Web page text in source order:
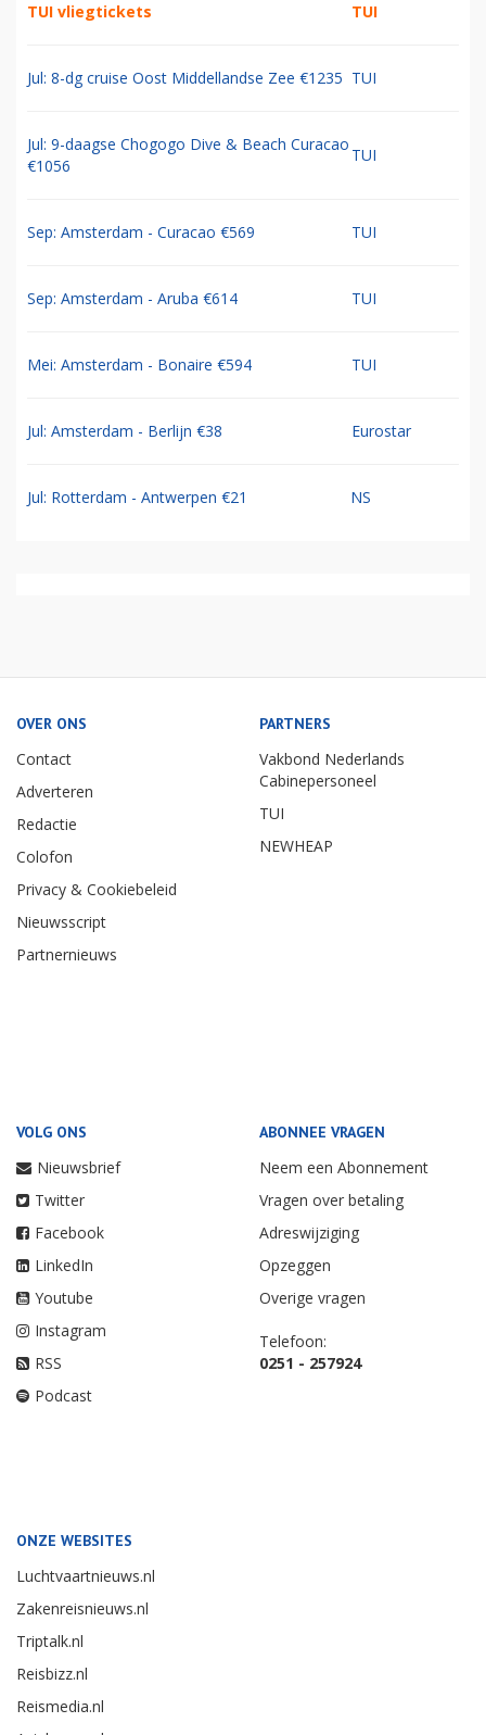
TUI vliegtickets TUI
Jul: 8-dg cruise Oost Middellandse Zee €1235 TUI
Jul: 9-daagse Chogogo Dive & Beach Curacao
€1056
TUI
Sep: Amsterdam - Curacao €569 TUI
Sep: Amsterdam - Aruba €614 TUI
Mei: Amsterdam - Bonaire €594 TUI
Jul: Amsterdam - Berlijn €38 Eurostar
Jul: Rotterdam - Antwerpen €21 NS
OVER ONS
Contact
Adverteren
Redactie
Colofon
Privacy & Cookiebeleid
Nieuwsscript
Partnernieuws
PARTNERS
Vakbond Nederlands
Cabinepersoneel
TUI
NEWHEAP
VOLG ONS
Nieuwsbrief
Twitter
Facebook
LinkedIn
Youtube
Instagram
RSS
Podcast
ABONNEE VRAGEN
Neem een Abonnement
Vragen over betaling
Adreswijziging
Opzeggen
Overige vragen
Telefoon:
0251 - 257924
ONZE WEBSITES
Luchtvaartnieuws.nl
Zakenreisnieuws.nl
Triptalk.nl
Reisbizz.nl
Reismedia.nl